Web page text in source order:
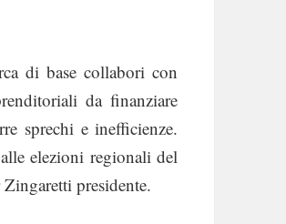
di base collabori con
da finanziare
sprechi e inefficienze.
elezioni regionali del
presidente.